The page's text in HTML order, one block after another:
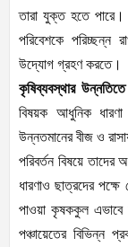
তারা যুক্ত হতে পারে।
পরিবেশকে পরিচ্ছন্ন
উদ্যোগ গ্রহণ করতে।
কৃষিব্যবস্থার
বিষয়ক আধুনিক
উন্নতমানের বীজ ও
পরিবর্তন বিষয়ে
ধারণাও ছাত্রদের
পাওয়া কৃষককুল এভাবে
পঞ্চায়েতের বিভিন্ন